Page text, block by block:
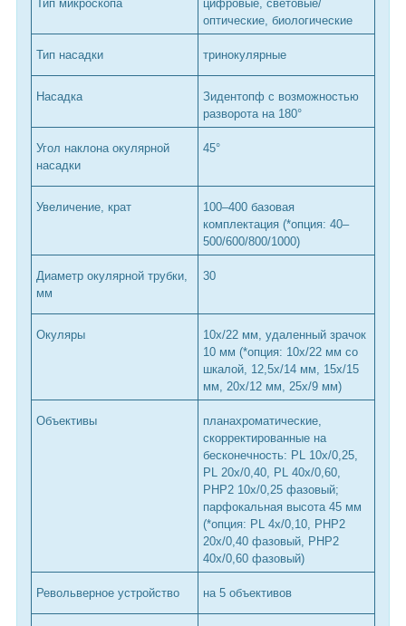
Тип микроскопа
цифровые, световые/
оптические, биологические
Тип насадки тринокулярные
Насадка
Зидентопф с возможностью
разворота на 180°
Угол наклона окулярной
насадки
45°
Увеличение, крат
100–400 базовая
комплектация (*опция: 40–
500/600/800/1000)
Диаметр окулярной трубки,
мм
30
Окуляры
10х/22 мм, удаленный зрачок
10 мм (*опция: 10x/22 мм со
шкалой, 12,5x/14 мм, 15х/15
мм, 20х/12 мм, 25х/9 мм)
Объективы
планахроматические,
скорректированные на
бесконечность: PL 10x/0,25,
PL 20х/0,40, PL 40x/0,60,
PHP2 10х/0,25 фазовый;
парфокальная высота 45 мм
(*опция: PL 4x/0,10, PHP2
20х/0,40 фазовый, PHP2
40x/0,60 фазовый)
Револьверное устройство на 5 объективов